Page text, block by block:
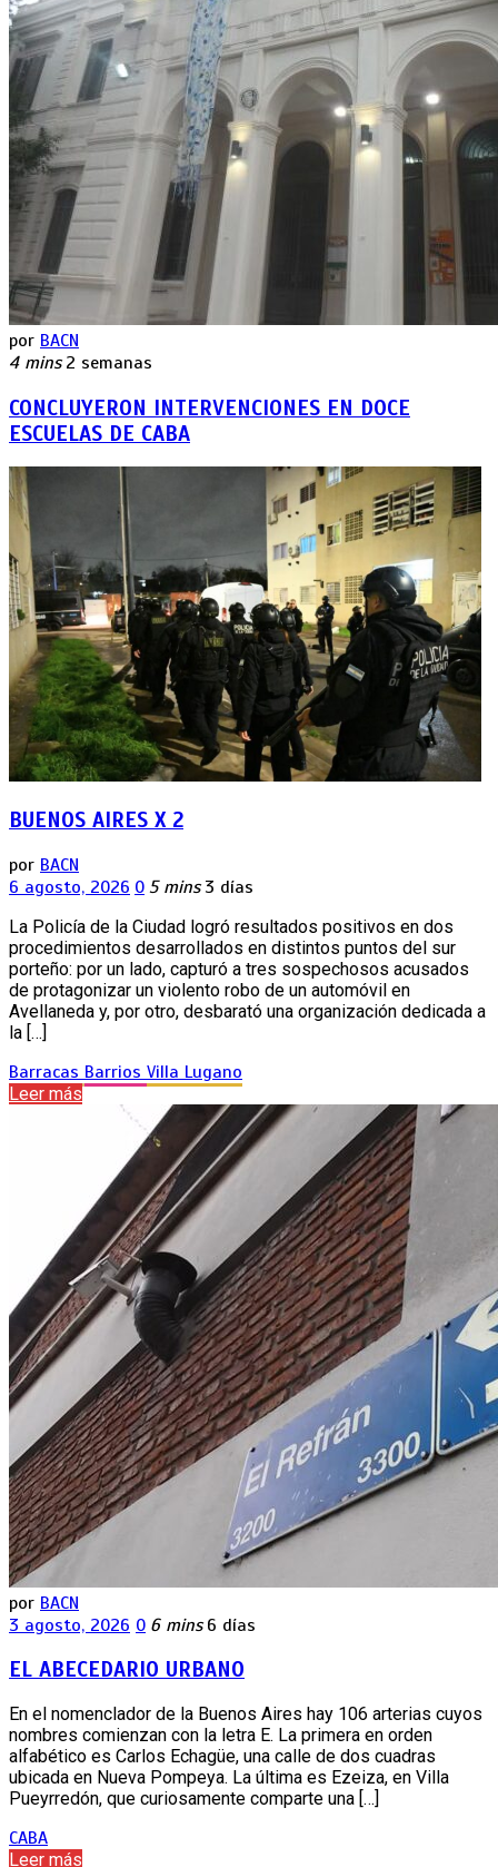
por BACN
4 mins 2 semanas
CONCLUYERON INTERVENCIONES EN DOCE
ESCUELAS DE CABA
BUENOS AIRES X 2
por BACN
6 agosto, 2026 0 5 mins 3 días
La Policía de la Ciudad logró resultados positivos en dos
procedimientos desarrollados en distintos puntos del sur
porteño: por un lado, capturó a tres sospechosos acusados
de protagonizar un violento robo de un automóvil en
Avellaneda y, por otro, desbarató una organización dedicada a
la […]
Barracas Barrios Villa Lugano
Leer más
por BACN
3 agosto, 2026 0 6 mins 6 días
EL ABECEDARIO URBANO
En el nomenclador de la Buenos Aires hay 106 arterias cuyos
nombres comienzan con la letra E. La primera en orden
alfabético es Carlos Echagüe, una calle de dos cuadras
ubicada en Nueva Pompeya. La última es Ezeiza, en Villa
Pueyrredón, que curiosamente comparte una […]
CABA
Leer más